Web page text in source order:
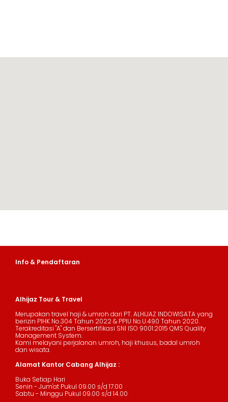
Info & Pendaftaran
Alhijaz Tour & Travel
Merupakan travel haji & umroh dari PT. ALHIJAZ INDOWISATA yang
berizin PIHK No.304 Tahun 2022 & PPIU No.U.490 Tahun 2020.
Terakreditasi "A" dan Bersertifikasi SNI ISO 9001:2015 QMS Quality
Management System.
Kami melayani perjalanan umroh, haji khusus, badal umroh
dan wisata.
Alamat Kantor Cabang Alhijaz :
Buka Setiap Hari
Senin - Jum'at Pukul 09.00 s/d 17.00
Sabtu - Minggu Pukul 09.00 s/d 14.00